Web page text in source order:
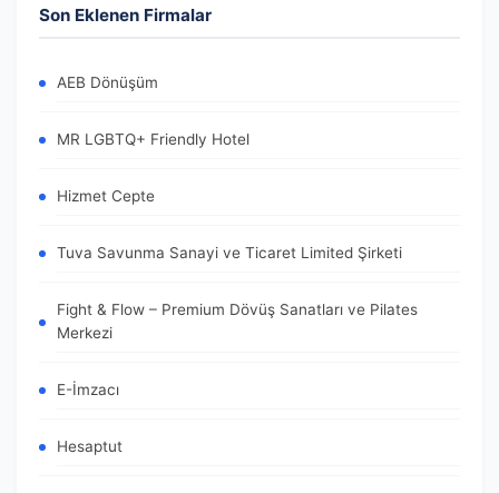
Son Eklenen Firmalar
AEB Dönüşüm
MR LGBTQ+ Friendly Hotel
Hizmet Cepte
Tuva Savunma Sanayi ve Ticaret Limited Şirketi
Fight & Flow – Premium Dövüş Sanatları ve Pilates
Merkezi
E-İmzacı
Hesaptut